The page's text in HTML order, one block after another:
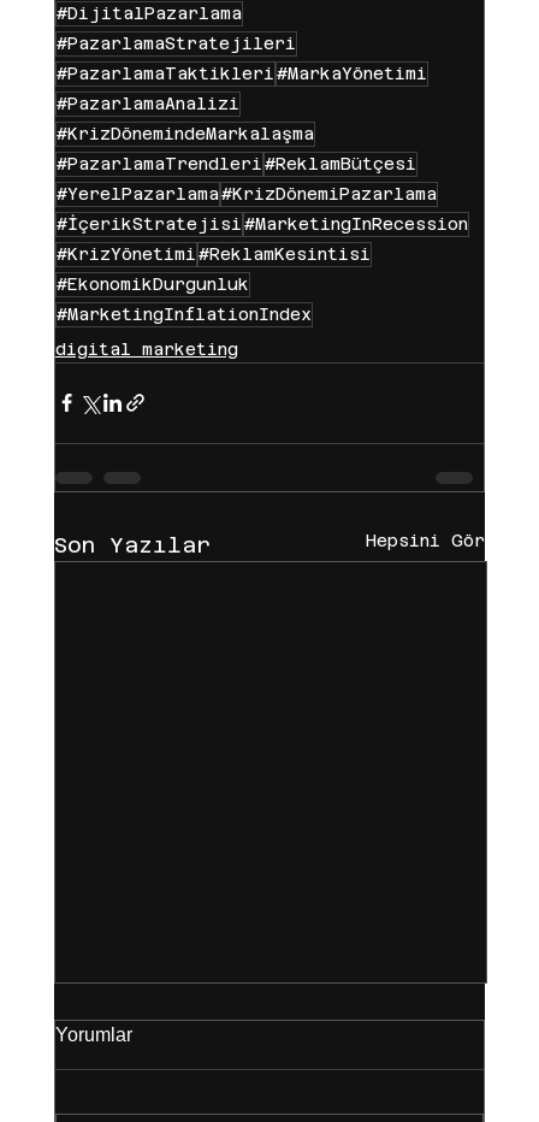
#DijitalPazarlama
#PazarlamaStratejileri
#PazarlamaTaktikleri#MarkaYönetimi
#PazarlamaAnalizi
#KrizDönemindeMarkalaşma
#PazarlamaTrendleri#ReklamBütçesi
#YerelPazarlama#KrizDönemiPazarlama
#İçerikStratejisi#MarketingInRecession
#KrizYönetimi#ReklamKesintisi
#EkonomikDurgunluk
#MarketingInflationIndex
digital marketing
Son Yazılar Hepsini Gör
Yorumlar